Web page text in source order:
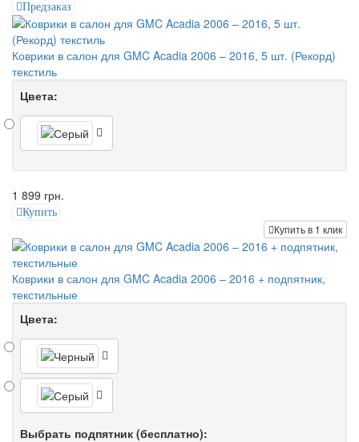
Предзаказ
Коврики в салон для GMC Acadia 2006 – 2016, 5 шт. (Рекорд)
текстиль
Цвета:
1 899 грн.
Купить
Купить в 1 клик
Коврики в салон для GMC Acadia 2006 – 2016 + подпятник,
текстильные
Цвета:
Выбрать подпятник (бесплатно):